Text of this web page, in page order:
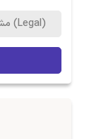
مشاوره حقوقی (Legal)